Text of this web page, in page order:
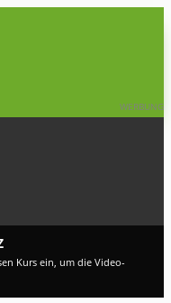
WERBUNG
Kurs ein, um die Video-